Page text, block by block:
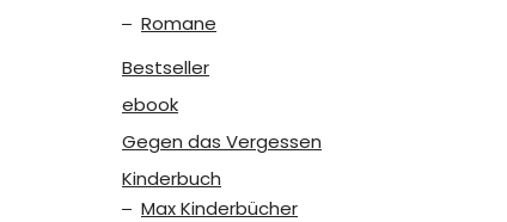
Romane
Bestseller
ebook
Gegen das Vergessen
Kinderbuch
Max Kinderbücher